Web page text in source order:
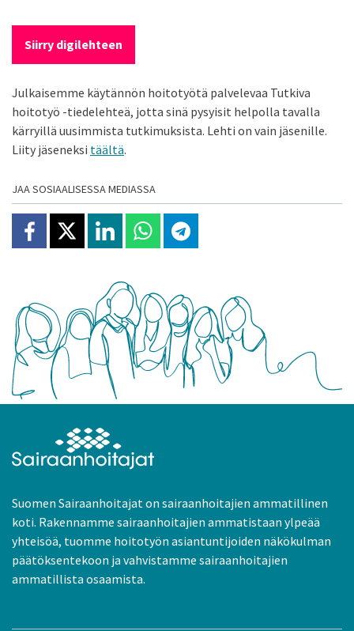
Siirry digilehteen
Julkaisemme käytännön hoitotyötä palvelevaa Tutkiva
hoitotyö -tiedelehteä, jotta sinä pysyisit helpolla tavalla
kärryillä uusimmista tutkimuksista. Lehti on vain jäsenille.
Liity jäseneksi täältä.
JAA SOSIAALISESSA MEDIASSA
Jaa Facebookissa
Jaa X:ssäJaa Linkedinissä
Jaa Whatsappissa
Jaa Telegramissa
Suomen Sairaanhoitajat on sairaanhoitajien ammatillinen
koti. Rakennamme sairaanhoitajien ammatistaan ylpeää
yhteisöä, tuomme hoitotyön asiantuntijoiden näkökulman
päätöksentekoon ja vahvistamme sairaanhoitajien
ammatillista osaamista.